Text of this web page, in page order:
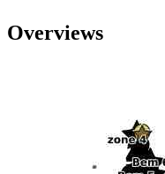
Overviews